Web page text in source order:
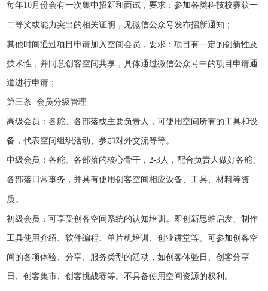
每年10月份会有一次集中招新和面试，要求：参加各类科技校赛获一
二等奖或能力突出的相关证明，见微信公众号发布招新通知；
其他时间通过项目申请加入空间会员，要求：项目有一定的创新性及
技术性，并同意创客空间共享，具体通过微信公众号中的项目申请通
道进行申请；
第三条
会员分级管理
高级会员：各舵、各部落或主要负责人，可使用空间所有的工具和设
备，代表空间组织活动、参加对外交流等等。
中级会员：各舵、各部落的核心骨干，2-3人，配合负责人做好各舵、
各部落日常事务，并具有使用创客空间相应设备、工具、材料等资
质。
初级会员：可享受创客空间系统的认知培训。即创新思维启发、制作
工具使用介绍、软件编程、单片机培训、创业讲堂等。可参加创客空
间的各项体验、分享、服务类型的活动，如创客体验日、创客分享
日、创客集市、创客挑战赛等。不具备使用空间资源的权利。